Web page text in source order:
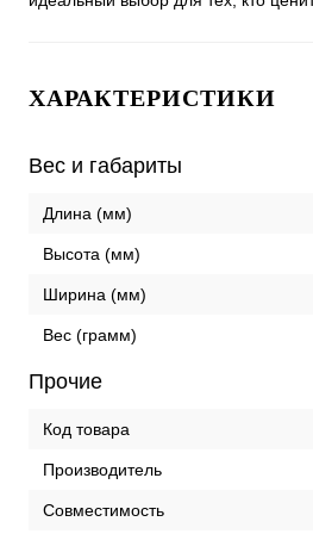
ХАРАКТЕРИСТИКИ
Вес и габариты
Длина (мм)
Высота (мм)
Ширина (мм)
Вес (грамм)
Прочие
Код товара
Производитель
Совместимость